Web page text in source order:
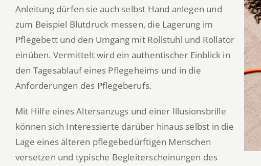
Anleitung dürfen sie auch selbst Hand anlegen und
zum Beispiel Blutdruck messen, die Lagerung im
Pflegebett und den Umgang mit Rollstuhl und Rollator
einüben. Vermittelt wird ein authentischer Einblick in
den Tagesablauf eines Pflegeheims und in die
Anforderungen des Pflegeberufs.
Mit Hilfe eines Altersanzugs und einer Illusionsbrille
können sich Interessierte darüber hinaus selbst in die
Lage eines älteren pflegebedürftigen Menschen
versetzen und typische Begleiterscheinungen des